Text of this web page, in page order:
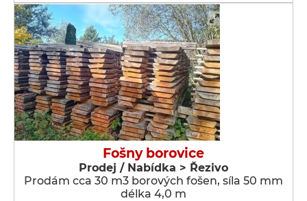
Fošny borovice
Prodej / Nabídka > Řezivo
Prodám cca 30 m3 borových fošen, síla 50 mm
délka 4,0 m